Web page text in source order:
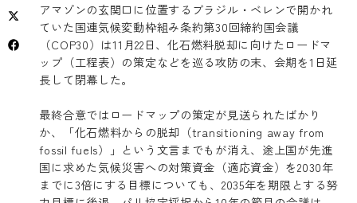
アマゾンの玄関口に位置するブラジル・ベレンで開かれ
ていた国連気候変動枠組み条約第30回締約国会議
（COP30）は11月22日、化石燃料脱却に向けたロードマ
ップ（工程表）の策定などを巡る攻防の末、会期を1日延
長して閉幕した。
最終合意ではロードマップの策定が見送られたばかり
か、「化石燃料からの脱却（transitioning away from
fossil fuels）」という文言までもが消え、途上国が先進
国に求めた気候災害への対策資金（適応資金）を2030年
までに3倍にする目標についても、2035年を期限とする努